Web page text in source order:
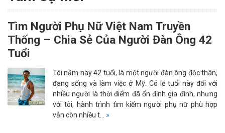
Tìm Người Phụ Nữ Việt Nam Truyền
Thống – Chia Sẻ Của Người Đàn Ông 42
Tuổi
Tôi năm nay 42 tuổi, là một người đàn ông độc thân,
đang sống và làm việc ở Mỹ. Có lẽ tuổi này đối với
nhiều người là thời điểm đã ổn định gia đình, nhưng
với tôi, hành trình tìm kiếm người phụ nữ phù hợp
vẫn còn nhiều t… »